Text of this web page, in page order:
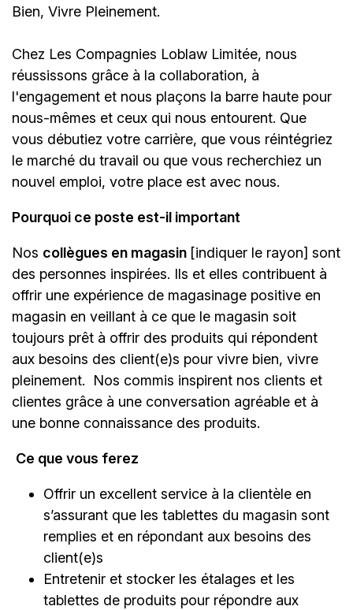
Bien, Vivre Pleinement.
Chez Les Compagnies Loblaw Limitée, nous
réussissons grâce à la collaboration, à
l'engagement et nous plaçons la barre haute pour
nous-mêmes et ceux qui nous entourent. Que
vous débutiez votre carrière, que vous réintégriez
le marché du travail ou que vous recherchiez un
nouvel emploi, votre place est avec nous.
Pourquoi ce poste est-il important
Nos collègues en magasin [indiquer le rayon] sont
des personnes inspirées. Ils et elles contribuent à
offrir une expérience de magasinage positive en
magasin en veillant à ce que le magasin soit
toujours prêt à offrir des produits qui répondent
aux besoins des client(e)s pour vivre bien, vivre
pleinement. Nos commis inspirent nos clients et
clientes grâce à une conversation agréable et à
une bonne connaissance des produits.
Ce que vous ferez
Offrir un excellent service à la clientèle en
s’assurant que les tablettes du magasin sont
remplies et en répondant aux besoins des
client(e)s
Entretenir et stocker les étalages et les
tablettes de produits pour répondre aux